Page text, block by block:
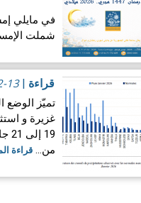
شملت
قراءة |
13
غزيرة و
من…قراءة